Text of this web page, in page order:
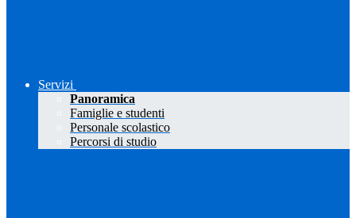
Servizi
Panoramica
Famiglie e studenti
Personale scolastico
Percorsi di studio